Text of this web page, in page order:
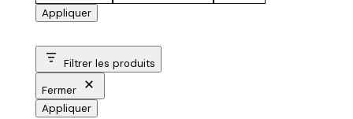
Appliquer
Filtrer les produits
Fermer
Appliquer